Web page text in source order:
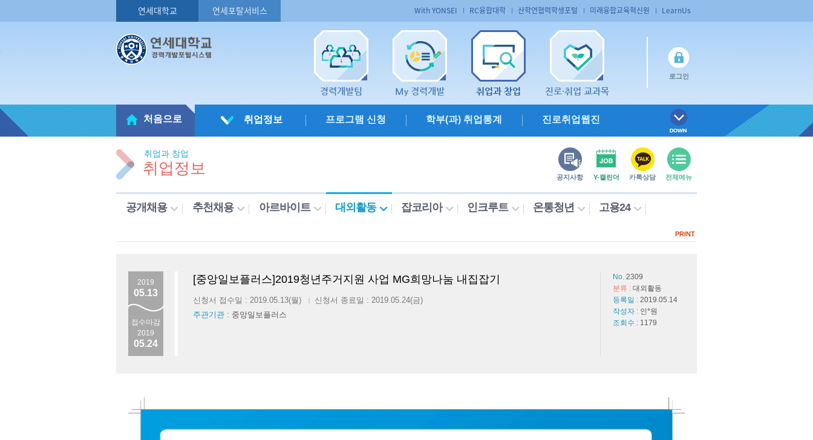
연세대학교 연세포탈서비스 LearnUs
미래융합교육혁신원
산학연협력학생포털
RC융합대학
With YONSEI
로그인
진로·취업 교과목
취업과 창업
My 경력개발
경력개발팀
처음으로 취업정보 프로그램 신청 학부(과) 취업통계 진로취업웹진
취업과 창업
취업정보 전체메뉴
카톡상담
Y-캘린더
공지사항
공개채용 추천채용 아르바이트 대외활동 잡코리아 인크루트 온통청년 고용24
PRINT
2019
05.13
접수마감
2019
05.24
[중앙일보플러스]2019청년주거지원 사업 MG희망나눔 내집잡기
신청서 접수일 : 2019.05.13(월) |
신청서 종료일 : 2019.05.24(금)
주관기관 : 중앙일보플러스
No. 2309
분류 : 대외활동
등록일 : 2019.05.14
작성자 : 인*원
조회수 : 1179